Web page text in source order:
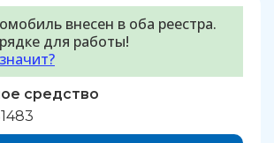
внесен в оба реестра.
для работы!
средство